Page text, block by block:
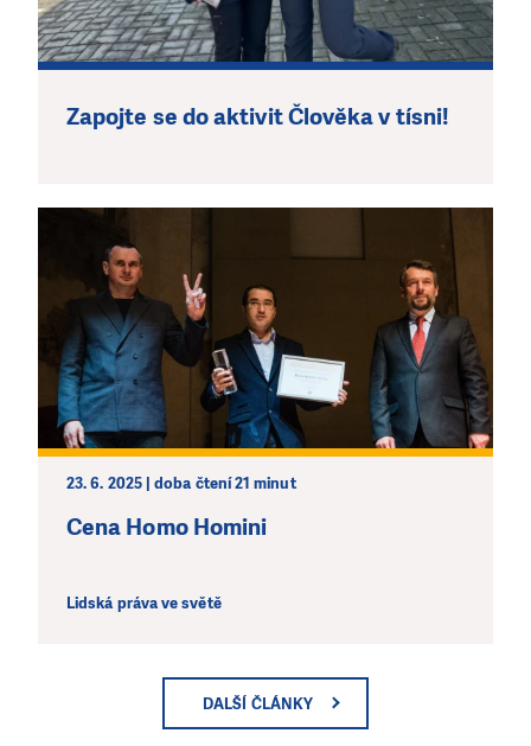
Zapojte se do aktivit Člověka v tísni!
23. 6. 2025 | doba čtení 21 minut
Cena Homo Homini
Lidská práva ve světě
DALŠÍ ČLÁNKY